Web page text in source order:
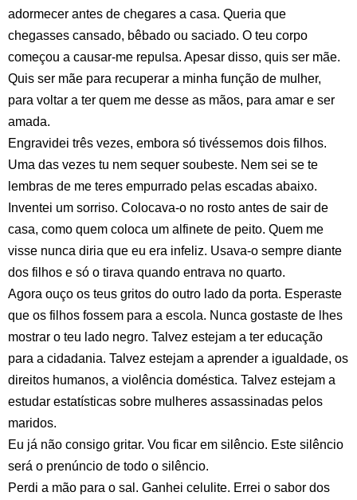
adormecer antes de chegares a casa. Queria que
chegasses cansado, bêbado ou saciado. O teu corpo
começou a causar-me repulsa. Apesar disso, quis ser mãe.
Quis ser mãe para recuperar a minha função de mulher,
para voltar a ter quem me desse as mãos, para amar e ser
amada.
Engravidei três vezes, embora só tivéssemos dois filhos.
Uma das vezes tu nem sequer soubeste. Nem sei se te
lembras de me teres empurrado pelas escadas abaixo.
Inventei um sorriso. Colocava-o no rosto antes de sair de
casa, como quem coloca um alfinete de peito. Quem me
visse nunca diria que eu era infeliz. Usava-o sempre diante
dos filhos e só o tirava quando entrava no quarto.
Agora ouço os teus gritos do outro lado da porta. Esperaste
que os filhos fossem para a escola. Nunca gostaste de lhes
mostrar o teu lado negro. Talvez estejam a ter educação
para a cidadania. Talvez estejam a aprender a igualdade, os
direitos humanos, a violência doméstica. Talvez estejam a
estudar estatísticas sobre mulheres assassinadas pelos
maridos.
Eu já não consigo gritar. Vou ficar em silêncio. Este silêncio
será o prenúncio de todo o silêncio.
Perdi a mão para o sal. Ganhei celulite. Errei o sabor dos